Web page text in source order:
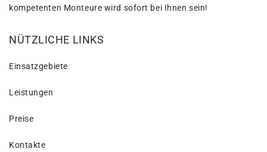
kompetenten Monteure wird sofort bei Ihnen sein!
NÜTZLICHE LINKS
Einsatzgebiete
Leistungen
Preise
Kontakte